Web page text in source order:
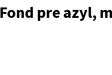
Fond pre azyl,